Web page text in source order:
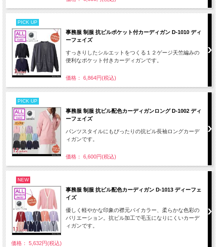
PICK UP
事務服 制服 抗ピルポケット付カーディガン D-1010 ディ
ーフェイズ
すっきりしたシルエットをつくる１２ゲージ天竺編みの
便利なポケット付きカーディガンです。
価格： 6,864円(税込)
PICK UP
事務服 制服 抗ピル配色カーディガンロング D-1002 ディ
ーフェイズ
パンツスタイルにもぴったりの抗ピル長袖ロングカーデ
ィガンです。
価格： 6,600円(税込)
NEW
事務服 制服 抗ピル配色カーディガン D-1013 ディーフェ
イズ
優しく軽やかな印象の襟元バイカラー、柔らかな色彩の
バリエーション。抗ピル加工で毛玉になりにくいカーデ
ィガンです。
価格： 5,632円(税込)